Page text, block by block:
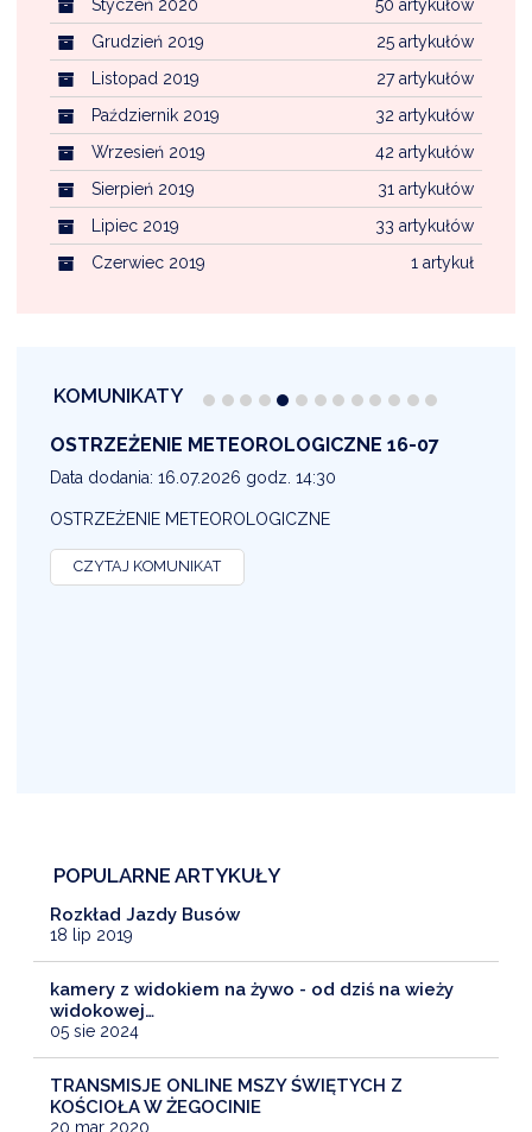
50 artykułów
Styczeń 2020
25 artykułów
Grudzień 2019
27 artykułów
Listopad 2019
32 artykułów
Październik 2019
42 artykułów
Wrzesień 2019
31 artykułów
Sierpień 2019
33 artykułów
Lipiec 2019
1 artykuł
Czerwiec 2019
KOMUNIKATY
OSTRZEŻENIE METEOROLOGICZNE 16-07
Data dodania: 16.07.2026 godz. 14:30
OSTRZEŻENIE METEOROLOGICZNE
CZYTAJ KOMUNIKAT
POPULARNE ARTYKUŁY
Rozkład Jazdy Busów
18 lip 2019
kamery z widokiem na żywo - od dziś na wieży
widokowej…
05 sie 2024
TRANSMISJE ONLINE MSZY ŚWIĘTYCH Z
KOŚCIOŁA W ŻEGOCINIE
20 mar 2020